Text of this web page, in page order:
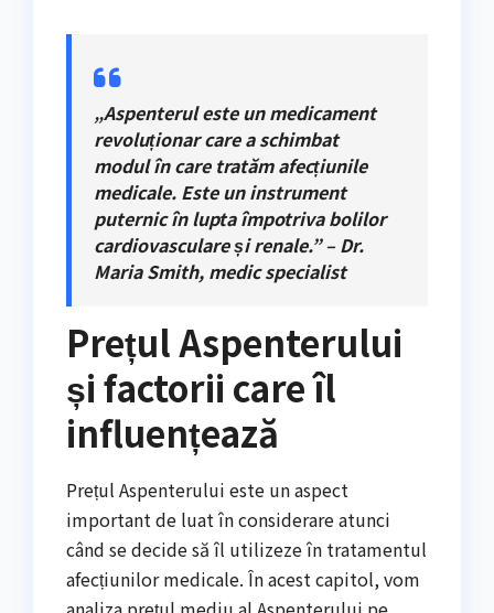
„Aspenterul este un medicament
revoluționar care a schimbat
modul în care tratăm afecțiunile
medicale. Este un instrument
puternic în lupta împotriva bolilor
cardiovasculare și renale.” – Dr.
Maria Smith, medic specialist
Prețul Aspenterului
și factorii care îl
influențează
Prețul Aspenterului este un aspect
important de luat în considerare atunci
când se decide să îl utilizeze în tratamentul
afecțiunilor medicale. În acest capitol, vom